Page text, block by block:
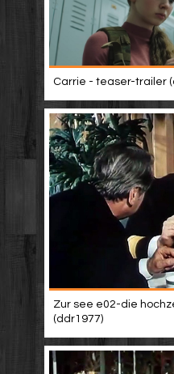
Carrie - teaser-trailer
Zur see e02-die
(ddr1977)